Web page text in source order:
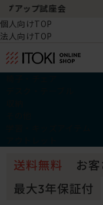
坐サロン来場で
個人向けTOP
法人向けTOP